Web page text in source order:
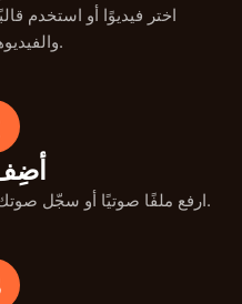
اختر فيديوًا أو استخدم
والفيديوهات الحالية.
ارفع ملفًا صوتيًا أو سجّل صوتك. مزامنة شفاه دقيقة لنتائج واقعية.